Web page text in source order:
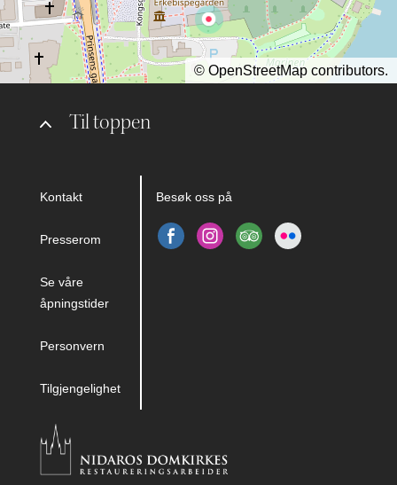
Til toppen
Kontakt
Presserom
Se våre
åpningstider
Personvern
Tilgjengelighet
Besøk oss på
© OpenStreetMap contributors.